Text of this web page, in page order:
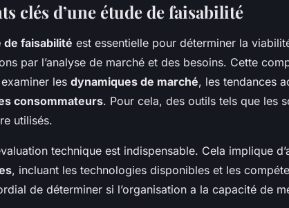
clés d’une étude de faisabilité
de faisabilité est essentielle pour déterminer la
par l’analyse de marché et des besoins. Cette
les dynamiques de marché, les tendances
consommateurs. Pour cela, des outils tels que les
utilisés.
technique est indispensable. Cela implique
, incluant les technologies disponibles et les
de déterminer si l’organisation a la capacité de